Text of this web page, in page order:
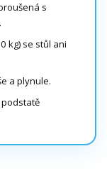
s
kg) se stůl ani
a plynule.
podstatě